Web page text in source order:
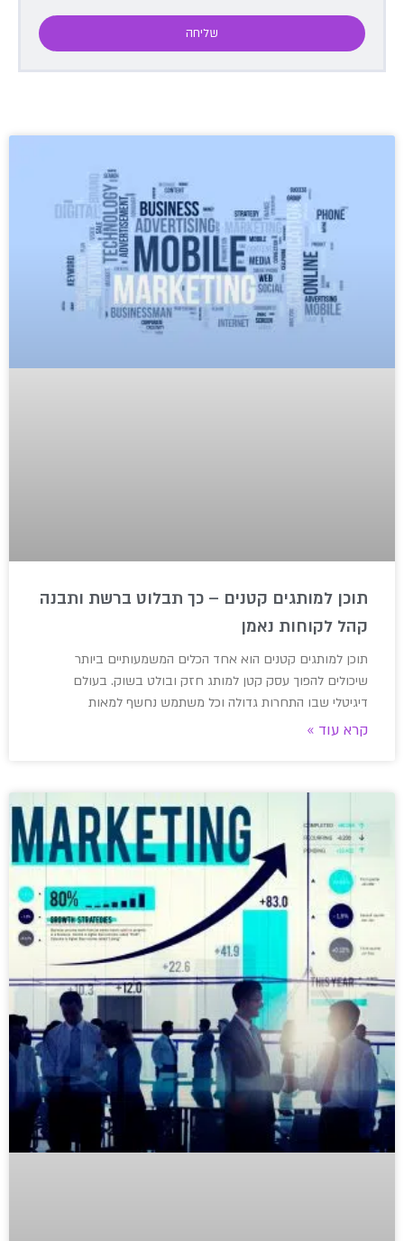
שליחה
תוכן למותגים קטנים – כך תבלוט ברשת ותבנה
קהל לקוחות נאמן
תוכן למותגים קטנים הוא אחד הכלים המשמעותיים ביותר
שיכולים להפוך עסק קטן למותג חזק ובולט בשוק. בעולם
דיגיטלי שבו התחרות גדולה וכל משתמש נחשף למאות
קרא עוד »